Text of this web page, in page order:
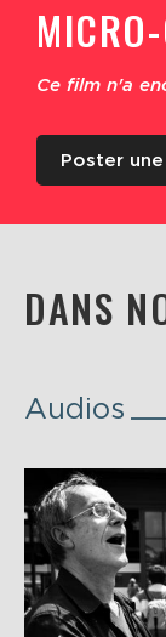
Ce film n'a
Poster
DANS
Audios